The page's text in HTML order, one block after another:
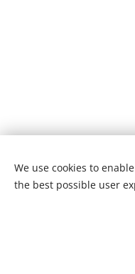
We use cookies to
the best possible user